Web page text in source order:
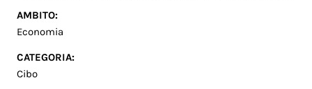
AMBITO:
Economia
CATEGORIA:
Cibo